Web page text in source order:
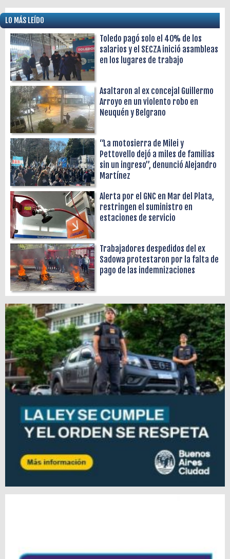
LO MÁS LEÍDO
Toledo pagó solo el 40% de los
salarios y el SECZA inició asambleas
en los lugares de trabajo
Asaltaron al ex concejal Guillermo
Arroyo en un violento robo en
Neuquén y Belgrano
“La motosierra de Milei y
Pettovello dejó a miles de familias
sin un ingreso”, denunció Alejandro
Martínez
Alerta por el GNC en Mar del Plata,
restringen el suministro en
estaciones de servicio
Trabajadores despedidos del ex
Sadowa protestaron por la falta de
pago de las indemnizaciones